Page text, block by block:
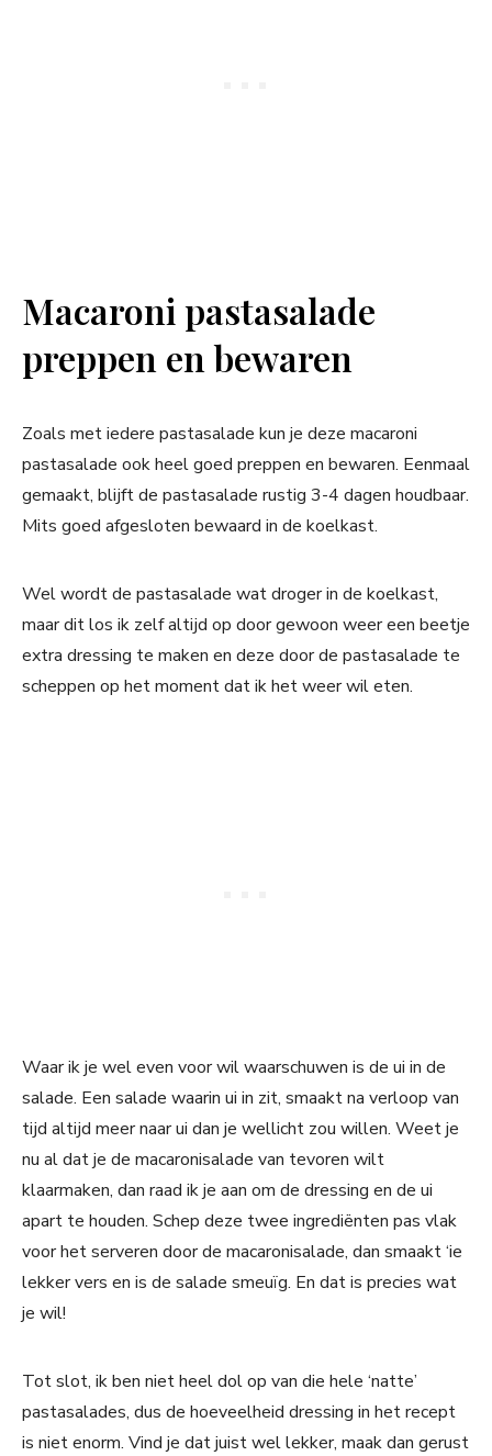
Macaroni pastasalade
preppen en bewaren
Zoals met iedere pastasalade kun je deze macaroni
pastasalade ook heel goed preppen en bewaren. Eenmaal
gemaakt, blijft de pastasalade rustig 3-4 dagen houdbaar.
Mits goed afgesloten bewaard in de koelkast.
Wel wordt de pastasalade wat droger in de koelkast,
maar dit los ik zelf altijd op door gewoon weer een beetje
extra dressing te maken en deze door de pastasalade te
scheppen op het moment dat ik het weer wil eten.
Waar ik je wel even voor wil waarschuwen is de ui in de
salade. Een salade waarin ui in zit, smaakt na verloop van
tijd altijd meer naar ui dan je wellicht zou willen. Weet je
nu al dat je de macaronisalade van tevoren wilt
klaarmaken, dan raad ik je aan om de dressing en de ui
apart te houden. Schep deze twee ingrediënten pas vlak
voor het serveren door de macaronisalade, dan smaakt ‘ie
lekker vers en is de salade smeuïg. En dat is precies wat
je wil!
Tot slot, ik ben niet heel dol op van die hele ‘natte’
pastasalades, dus de hoeveelheid dressing in het recept
is niet enorm. Vind je dat juist wel lekker, maak dan gerust